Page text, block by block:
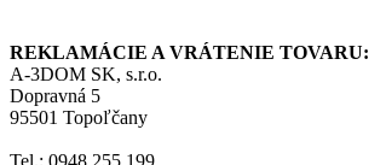
REKLAMÁCIE A VRÁTENIE TOVARU:
A -3DOM SK, s.r.o.
Dopravná 5
95501 Topoľčany